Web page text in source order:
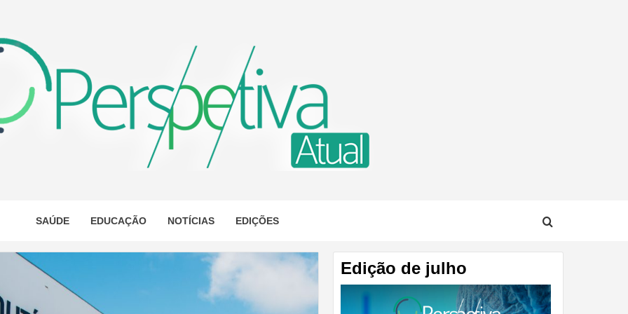
ATUAL
SAÚDE EDUCAÇÃO NOTÍCIAS EDIÇÕES
Edição de julho